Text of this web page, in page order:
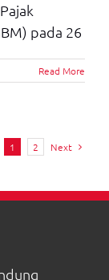
pada 26
Read More
1 2 Next